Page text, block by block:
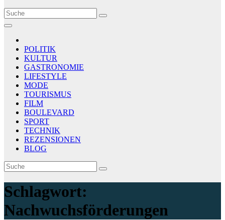
Le Matin
AGENCE DE PRESSE
POLITIK
KULTUR
GASTRONOMIE
LIFESTYLE
MODE
TOURISMUS
FILM
BOULEVARD
SPORT
TECHNIK
REZENSIONEN
BLOG
Schlagwort:
Nachwuchsförderungen